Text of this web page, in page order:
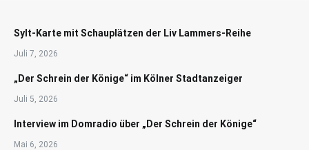
Sylt-Karte mit Schauplätzen der Liv Lammers-Reihe
Juli 7, 2026
„Der Schrein der Könige“ im Kölner Stadtanzeiger
Juli 5, 2026
Interview im Domradio über „Der Schrein der Könige“
Mai 6, 2026